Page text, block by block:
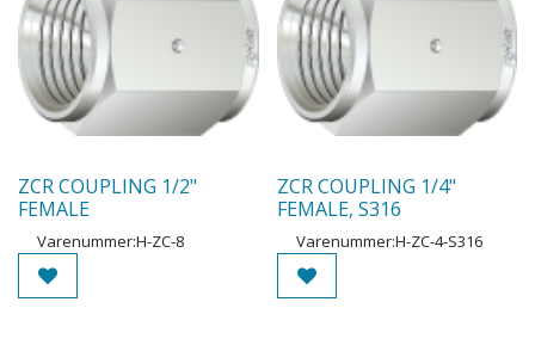
ZCR COUPLING 1/2"
FEMALE
Varenummer:H-ZC-8
ZCR COUPLING 1/4"
FEMALE, S316
Varenummer:H-ZC-4-S316